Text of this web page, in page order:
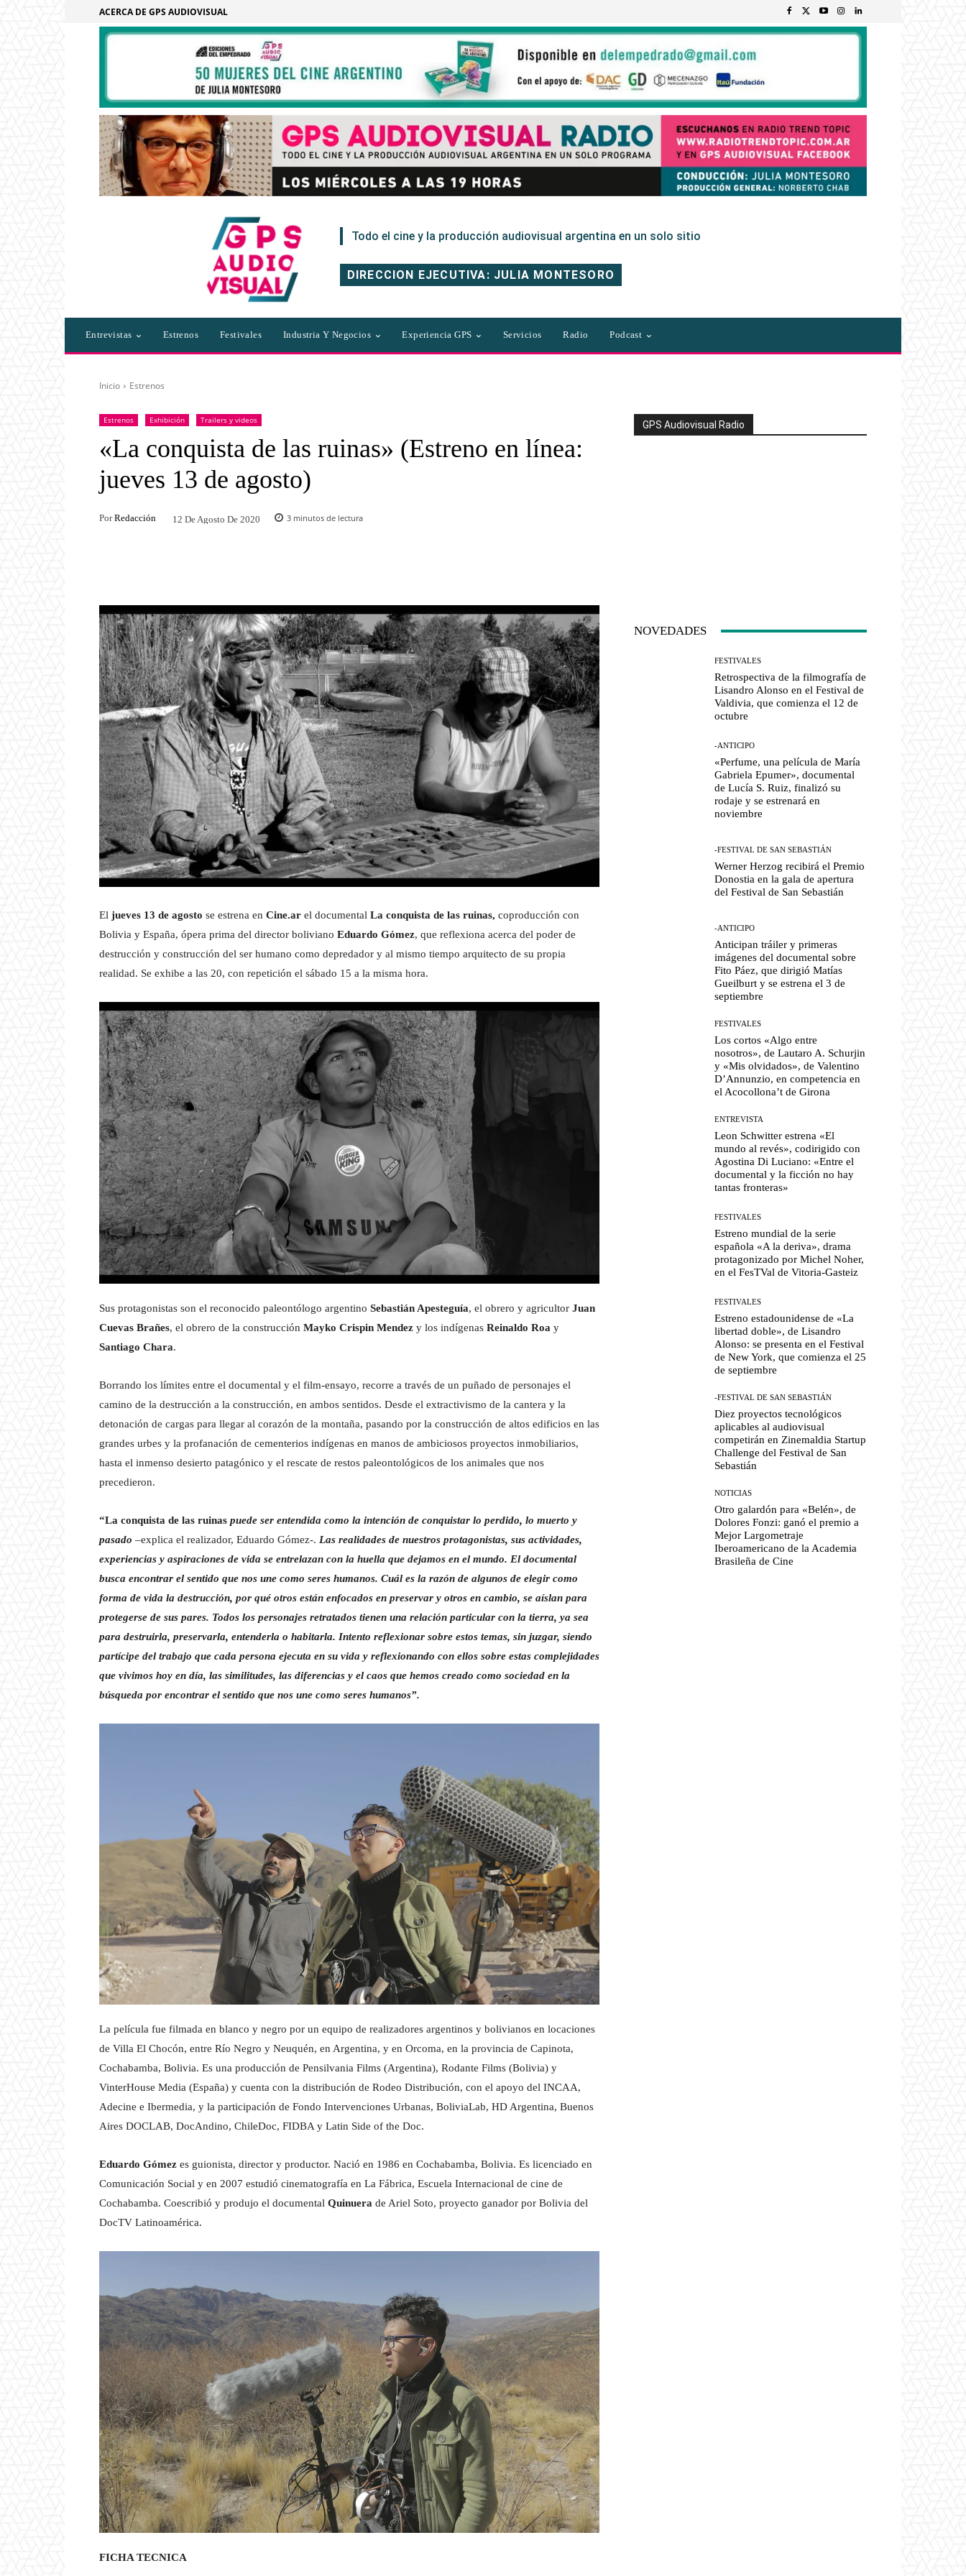
ACERCA DE GPS AUDIOVISUAL
Todo el cine y la producción audiovisual argentina en un solo sitio
DIRECCION EJECUTIVA: JULIA MONTESORO
Entrevistas Estrenos Festivales Industria Y Negocios Experiencia GPS Servicios Radio Podcast
Inicio Estrenos
Estrenos Exhibición Trailers y videos
«La conquista de las ruinas» (Estreno en línea:
jueves 13 de agosto)
Por Redacción 12 De Agosto De 2020 3 minutos de lectura
El jueves 13 de agosto se estrena en Cine.ar el documental La conquista de las ruinas, coproducción con
Bolivia y España, ópera prima del director boliviano Eduardo Gómez, que reflexiona acerca del poder de
destrucción y construcción del ser humano como depredador y al mismo tiempo arquitecto de su propia
realidad. Se exhibe a las 20, con repetición el sábado 15 a la misma hora.
Sus protagonistas son el reconocido paleontólogo argentino Sebastián Apesteguía, el obrero y agricultor Juan
Cuevas Brañes, el obrero de la construcción Mayko Crispin Mendez y los indígenas Reinaldo Roa y
Santiago Chara.
Borrando los límites entre el documental y el film-ensayo, recorre a través de un puñado de personajes el
camino de la destrucción a la construcción, en ambos sentidos. Desde el extractivismo de la cantera y la
detonación de cargas para llegar al corazón de la montaña, pasando por la construcción de altos edificios en las
grandes urbes y la profanación de cementerios indígenas en manos de ambiciosos proyectos inmobiliarios,
hasta el inmenso desierto patagónico y el rescate de restos paleontológicos de los animales que nos
precedieron.
“La conquista de las ruinas puede ser entendida como la intención de conquistar lo perdido, lo muerto y
pasado –explica el realizador, Eduardo Gómez-. Las realidades de nuestros protagonistas, sus actividades,
experiencias y aspiraciones de vida se entrelazan con la huella que dejamos en el mundo. El documental
busca encontrar el sentido que nos une como seres humanos. Cuál es la razón de algunos de elegir como
forma de vida la destrucción, por qué otros están enfocados en preservar y otros en cambio, se aíslan para
protegerse de sus pares. Todos los personajes retratados tienen una relación particular con la tierra, ya sea
para destruirla, preservarla, entenderla o habitarla. Intento reflexionar sobre estos temas, sin juzgar, siendo
partícipe del trabajo que cada persona ejecuta en su vida y reflexionando con ellos sobre estas complejidades
que vivimos hoy en día, las similitudes, las diferencias y el caos que hemos creado como sociedad en la
búsqueda por encontrar el sentido que nos une como seres humanos”.
La película fue filmada en blanco y negro por un equipo de realizadores argentinos y bolivianos en locaciones
de Villa El Chocón, entre Río Negro y Neuquén, en Argentina, y en Orcoma, en la provincia de Capinota,
Cochabamba, Bolivia. Es una producción de Pensilvania Films (Argentina), Rodante Films (Bolivia) y
VinterHouse Media (España) y cuenta con la distribución de Rodeo Distribución, con el apoyo del INCAA,
Adecine e Ibermedia, y la participación de Fondo Intervenciones Urbanas, BoliviaLab, HD Argentina, Buenos
Aires DOCLAB, DocAndino, ChileDoc, FIDBA y Latin Side of the Doc.
Eduardo Gómez es guionista, director y productor. Nació en 1986 en Cochabamba, Bolivia. Es licenciado en
Comunicación Social y en 2007 estudió cinematografía en La Fábrica, Escuela Internacional de cine de
Cochabamba. Coescribió y produjo el documental Quinuera de Ariel Soto, proyecto ganador por Bolivia del
DocTV Latinoamérica.
FICHA TECNICA
GPS Audiovisual Radio
NOVEDADES
FESTIVALES
Retrospectiva de la filmografía de
Lisandro Alonso en el Festival de
Valdivia, que comienza el 12 de
octubre
-ANTICIPO
«Perfume, una película de María
Gabriela Epumer», documental
de Lucía S. Ruiz, finalizó su
rodaje y se estrenará en
noviembre
-FESTIVAL DE SAN SEBASTIÁN
Werner Herzog recibirá el Premio
Donostia en la gala de apertura
del Festival de San Sebastián
-ANTICIPO
Anticipan tráiler y primeras
imágenes del documental sobre
Fito Páez, que dirigió Matías
Gueilburt y se estrena el 3 de
septiembre
FESTIVALES
Los cortos «Algo entre
nosotros», de Lautaro A. Schurjin
y «Mis olvidados», de Valentino
D’Annunzio, en competencia en
el Acocollona’t de Girona
ENTREVISTA
Leon Schwitter estrena «El
mundo al revés», codirigido con
Agostina Di Luciano: «Entre el
documental y la ficción no hay
tantas fronteras»
FESTIVALES
Estreno mundial de la serie
española «A la deriva», drama
protagonizado por Michel Noher,
en el FesTVal de Vitoria-Gasteiz
FESTIVALES
Estreno estadounidense de «La
libertad doble», de Lisandro
Alonso: se presenta en el Festival
de New York, que comienza el 25
de septiembre
-FESTIVAL DE SAN SEBASTIÁN
Diez proyectos tecnológicos
aplicables al audiovisual
competirán en Zinemaldia Startup
Challenge del Festival de San
Sebastián
NOTICIAS
Otro galardón para «Belén», de
Dolores Fonzi: ganó el premio a
Mejor Largometraje
Iberoamericano de la Academia
Brasileña de Cine